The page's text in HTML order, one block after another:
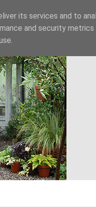
its services and to
and security